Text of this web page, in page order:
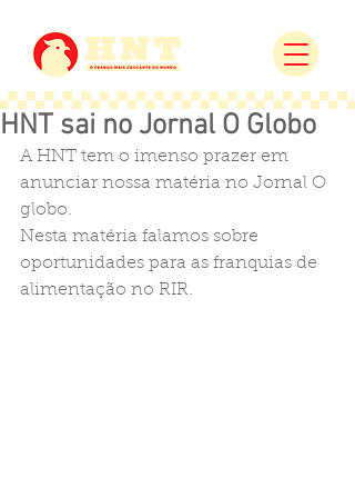
HNT sai no Jornal O Globo
A HNT tem o imenso prazer em
anunciar nossa matéria no Jornal O
globo.
Nesta matéria falamos sobre
oportunidades para as franquias de
alimentação no RIR.